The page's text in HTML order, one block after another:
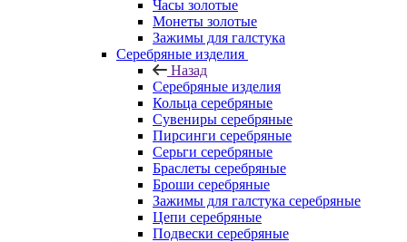
Часы золотые
Монеты золотые
Зажимы для галстука
Серебряные изделия
Назад
Серебряные изделия
Кольца серебряные
Сувениры серебряные
Пирсинги серебряные
Серьги серебряные
Браслеты серебряные
Броши серебряные
Зажимы для галстука серебряные
Цепи серебряные
Подвески серебряные